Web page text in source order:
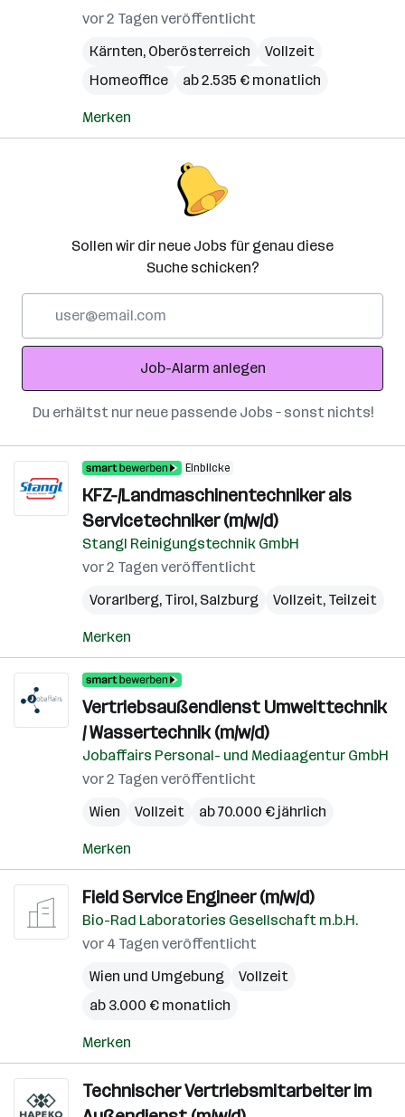
vor 2 Tagen veröffentlicht
Kärnten, Oberösterreich
Vollzeit
Homeoffice
ab 2.535 € monatlich
Merken
Sollen wir dir neue Jobs für genau diese
Suche schicken?
Adresse
Job-Alarm anlegen
Du erhältst nur neue passende Jobs – sonst nichts!
Einblicke
KFZ-/Landmaschinentechniker als
Servicetechniker (m/w/d)
Stangl Reinigungstechnik GmbH
vor 2 Tagen veröffentlicht
Vorarlberg, Tirol, Salzburg Vollzeit, Teilzeit
Merken
Vertriebsaußendienst Umwelttechnik
/ Wassertechnik (m/w/d)
Jobaffairs Personal- und Mediaagentur GmbH
vor 2 Tagen veröffentlicht
Wien
Vollzeit ab 70.000 € jährlich
Merken
Field Service Engineer (m/w/d)
Bio-Rad Laboratories Gesellschaft m.b.H.
vor 4 Tagen veröffentlicht
Wien und Umgebung
Vollzeit
ab 3.000 € monatlich
Merken
Technischer Vertriebsmitarbeiter im